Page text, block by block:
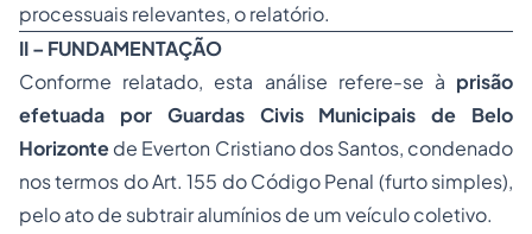
processuais relevantes, o relatório.
II – FUNDAMENTAÇÃO
Conforme relatado, esta análise refere-se à prisão
efetuada por Guardas Civis Municipais de Belo
Horizontede Everton Cristiano dos Santos, condenado
nos termos do Art. 155 do Código Penal (furto simples),
pelo ato de subtrair alumínios de um veículo coletivo.